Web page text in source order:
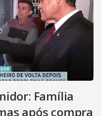
Família
após compra